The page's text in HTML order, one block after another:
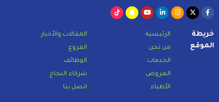
خريطة
الموقع
الرئيسية
من نحن
الخدمات
العروض
الأطباء
المقالات والأخبار
الفروع
الوظائف
شركاء النجاح
اتصل بنا